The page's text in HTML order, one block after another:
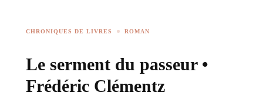
CHRONIQUES DE LIVRES ROMAN
Le serment du passeur •
Frédéric Clémentz